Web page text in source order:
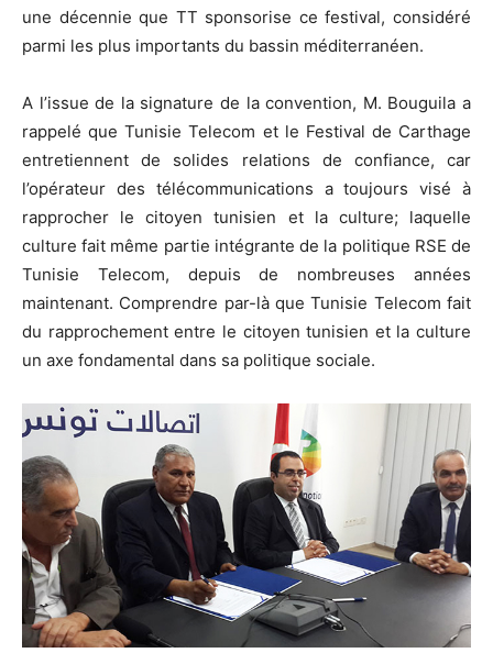
une décennie que TT sponsorise ce festival, considéré
parmi les plus importants du bassin méditerranéen.
A l’issue de la signature de la convention, M. Bouguila a
rappelé que Tunisie Telecom et le Festival de Carthage
entretiennent de solides relations de confiance, car
l’opérateur des télécommunications a toujours visé à
rapprocher le citoyen tunisien et la culture; laquelle
culture fait même partie intégrante de la politique RSE de
Tunisie Telecom, depuis de nombreuses années
maintenant. Comprendre par-là que Tunisie Telecom fait
du rapprochement entre le citoyen tunisien et la culture
un axe fondamental dans sa politique sociale.